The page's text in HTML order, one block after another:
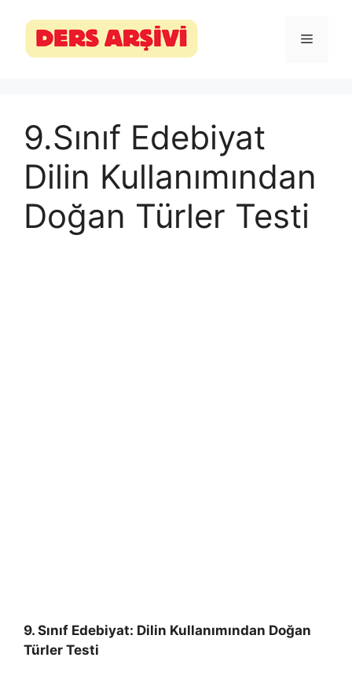
Menü
9.Sınıf Edebiyat
Dilin Kullanımından
Doğan Türler Testi
9. Sınıf Edebiyat: Dilin Kullanımından Doğan
Türler Testi